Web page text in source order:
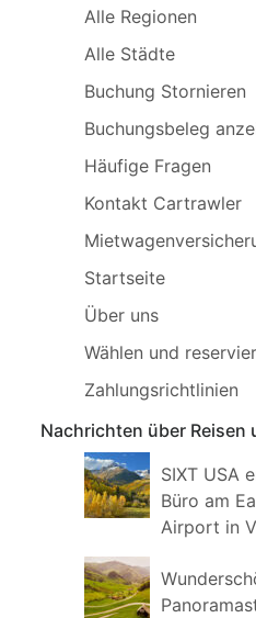
Alle Regionen
Alle Städte
Buchung Stornieren
Buchungsbeleg
Häufige Fragen
Kontakt Cartrawler
Startseite
Über uns
Wählen und
Zahlungsrichtlinien
Nachrichten über
SIXT USA
Büro am
Airport in